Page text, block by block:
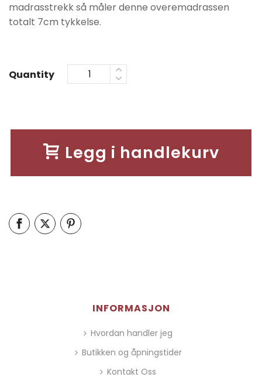
madrasstrekk så måler denne overemadrassen
totalt 7cm tykkelse.
Quantity
Legg i handlekurv
INFORMASJON
Hvordan handler jeg
Butikken og åpningstider
Kontakt Oss